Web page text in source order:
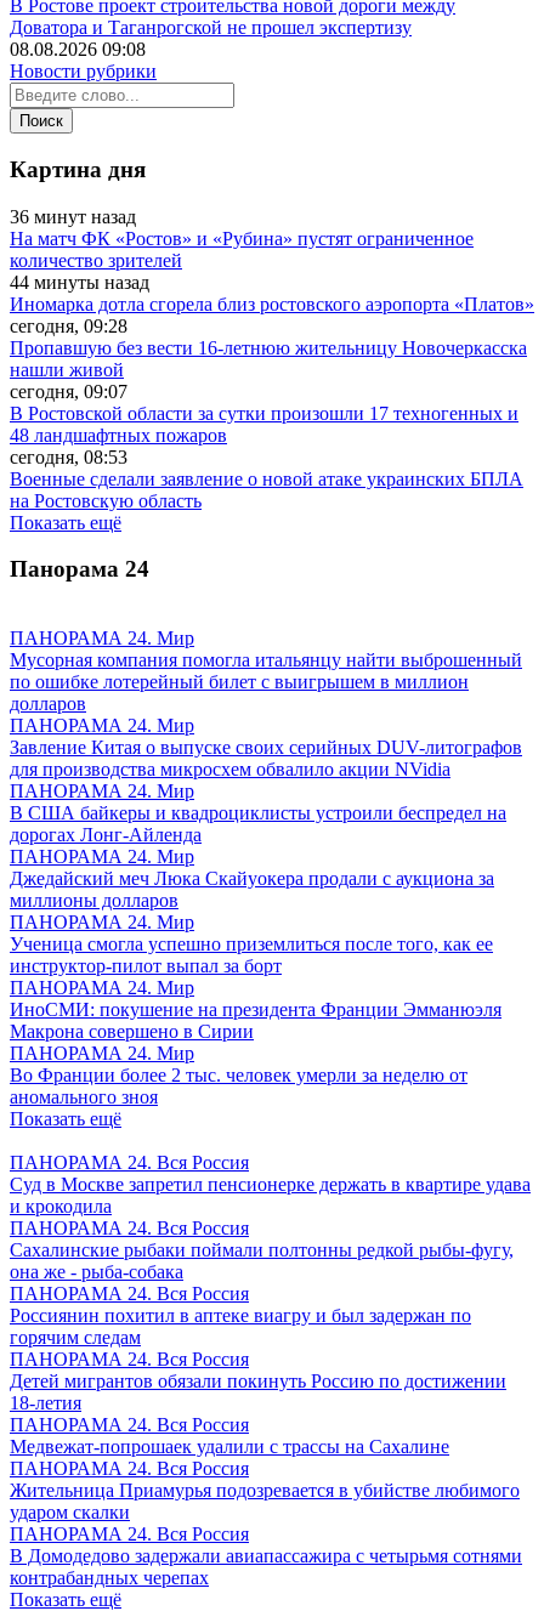
В Ростове проект строительства новой дороги между
Доватора и Таганрогской не прошел экспертизу
08.08.2026 09:08
Новости рубрики
Картина дня
36 минут назад
На матч ФК «Ростов» и «Рубина» пустят ограниченное
количество зрителей
44 минуты назад
Иномарка дотла сгорела близ ростовского аэропорта «Платов»
сегодня, 09:28
Пропавшую без вести 16-летнюю жительницу Новочеркасска
нашли живой
сегодня, 09:07
В Ростовской области за сутки произошли 17 техногенных и
48 ландшафтных пожаров
сегодня, 08:53
Военные сделали заявление о новой атаке украинских БПЛА
на Ростовскую область
Показать ещё
Панорама 24
ПАНОРАМА 24. Мир
Мусорная компания помогла итальянцу найти выброшенный
по ошибке лотерейный билет с выигрышем в миллион
долларов
ПАНОРАМА 24. Мир
Завление Китая о выпуске своих серийных DUV-литографов
для производства микросхем обвалило акции NVidia
ПАНОРАМА 24. Мир
В США байкеры и квадроциклисты устроили беспредел на
дорогах Лонг-Айленда
ПАНОРАМА 24. Мир
Джедайский меч Люка Скайуокера продали с аукциона за
миллионы долларов
ПАНОРАМА 24. Мир
Ученица смогла успешно приземлиться после того, как ее
инструктор-пилот выпал за борт
ПАНОРАМА 24. Мир
ИноСМИ: покушение на президента Франции Эмманюэля
Макрона совершено в Сирии
ПАНОРАМА 24. Мир
Во Франции более 2 тыс. человек умерли за неделю от
аномального зноя
Показать ещё
ПАНОРАМА 24. Вся Россия
Суд в Москве запретил пенсионерке держать в квартире удава
и крокодила
ПАНОРАМА 24. Вся Россия
Сахалинские рыбаки поймали полтонны редкой рыбы-фугу,
она же - рыба-собака
ПАНОРАМА 24. Вся Россия
Россиянин похитил в аптеке виагру и был задержан по
горячим следам
ПАНОРАМА 24. Вся Россия
Детей мигрантов обязали покинуть Россию по достижении
18-летия
ПАНОРАМА 24. Вся Россия
Медвежат-попрошаек удалили с трассы на Сахалине
ПАНОРАМА 24. Вся Россия
Жительница Приамурья подозревается в убийстве любимого
ударом скалки
ПАНОРАМА 24. Вся Россия
В Домодедово задержали авиапассажира с четырьмя сотнями
контрабандных черепах
Показать ещё